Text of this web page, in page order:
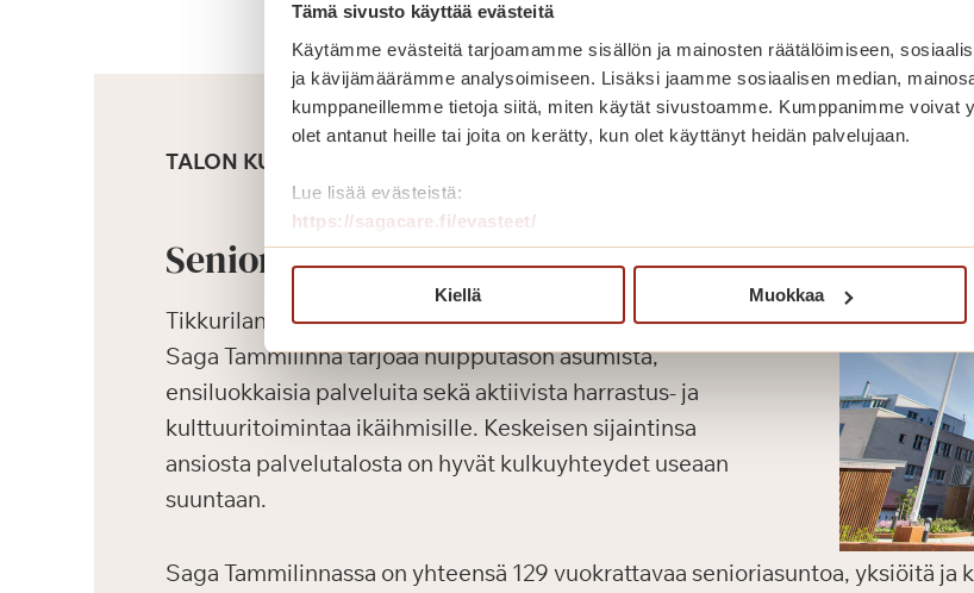
Tämä sivusto käyttää evästeitä
Käytämme evästeitä tarjoamamme sisällön ja mainosten räätälöimiseen,
ja kävijämäärämme analysoimiseen. Lisäksi jaamme sosiaalisen median,
kumppaneillemme tietoja siitä, miten käytät sivustoamme. Kumppanimme voivat
olet antanut heille tai joita on kerätty, kun olet käyttänyt heidän palvelujaan.
Lue lisää evästeistä:
https://sagacare.fi/evasteet/
Kiellä Muokkaa
TALON KUVAUS
Senioriasunnot
Tikkurilan keskustaan 2019 valmistunut täyden palvelun
Saga Tammilinna tarjoaa huipputason asumista,
ensiluokkaisia palveluita sekä aktiivista harrastus- ja
kulttuuritoimintaa ikäihmisille. Keskeisen sijaintinsa
ansiosta palvelutalosta on hyvät kulkuyhteydet useaan
suuntaan.
Saga Tammilinnassa on yhteensä 129 vuokrattavaa senioriasuntoa, yksiöitä ja